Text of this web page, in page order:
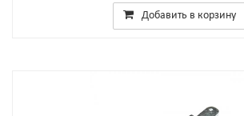
Добавить в корзину